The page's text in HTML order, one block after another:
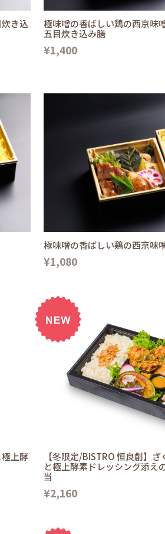
き込
極味噌の香ばしい鶏の西京味
五目炊き込み膳
¥1,400
極味噌の香ばしい鶏の西京味
¥1,080
極上酵
【冬限定/BISTRO 恒良創】
と極上酵素ドレッシング添え
当
¥2,160